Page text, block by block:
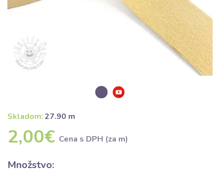
Skladom:27.90 m
2,00€ Cena s DPH (za m)
Množstvo: